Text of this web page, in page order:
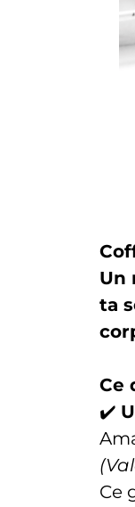
Un
ta
Ce
✔️
Ce